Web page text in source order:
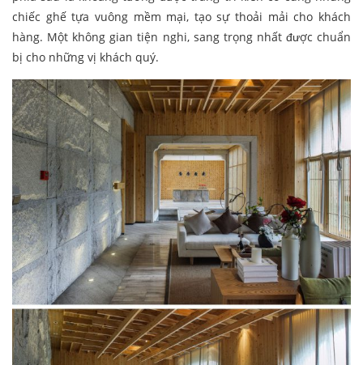
chiếc ghế tựa vuông mềm mại, tạo sự thoải mải cho khách
hàng. Một không gian tiện nghi, sang trọng nhất được chuẩn
bị cho những vị khách quý.